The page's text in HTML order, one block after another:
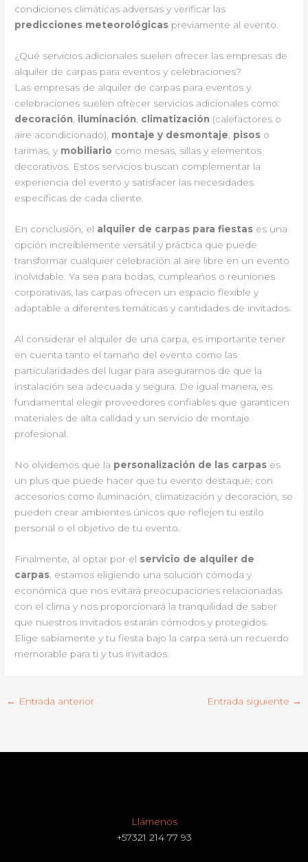
condiciones climáticas adversas y verificar las
predicciones meteorológicas previamente al evento.
¿Qué servicios adicionales suelen ofrecer las empresas de
alquiler de carpas para eventos y celebraciones?
Las empresas de alquiler de carpas para eventos y
celebraciones suelen ofrecer servicios adicionales como:
decoración, iluminación, climatización (calefactores o
aire acondicionado), montaje y desmontaje, pisos o
tarimas, y mobiliario como mesas, sillas y elementos
decorativos. Estos servicios buscan complementar la
experiencia del evento y satisfacer las necesidades
específicas de cada cliente.
En conclusión, el alquiler de carpas para fiestas es una
opción increíblemente versátil y práctica que puede
transformar cualquier celebración al aire libre en un evento
inolvidable. Ya sea para bodas, cumpleaños o reuniones
corporativas, las carpas ofrecen un espacio flexible y
adaptable a diferentes temáticas y cantidades de invitados.
Al considerar el alquiler de una carpa, es importante tener
en cuenta tanto el tamaño del evento como las
particularidades del lugar para asegurarnos de que la
instalación sea adecuada y segura. De igual manera, es
fundamental elegir proveedores confiables que garanticen
materiales de alta calidad y un servicio de montaje
profesional.
No olvidemos que la personalización de las carpas es
un plus que puede hacer que tu evento destaque; con
accesorios como iluminación, climatización y decoración, se
pueden crear ambientes únicos que reflejen tu estilo
personal o el objetivo de tu evento.
Finalmente, al optar por el servicio de alquiler de
carpas , estamos eligiendo una solución cómoda y
económica que nos evitará preocupaciones relacionadas
con el clima y nos proporcionará la tranquilidad de saber
que nuestros invitados estarán cómodos y protegidos.
Elige sabiamente y tu fiesta bajo la carpa será un recuerdo
memorable para ti y tus invitados.
← Entrada anterior Entrada siguiente →
Llámenos
+57321 214 77 93